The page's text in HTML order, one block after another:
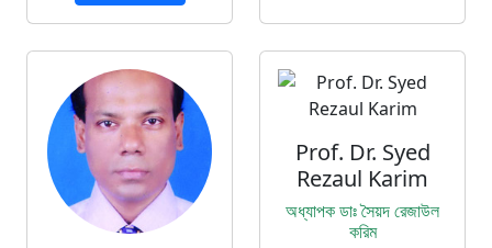
Prof. Dr. Syed
Rezaul Karim
অধ্যাপক ডাঃ সৈয়দ রেজাউল
করিম